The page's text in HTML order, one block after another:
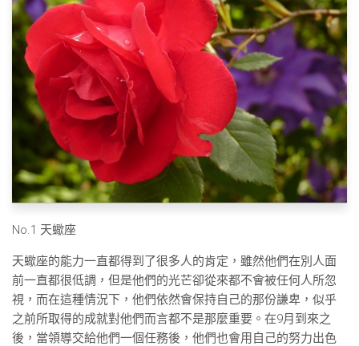
No.1 天蠍座
天蠍座的能力一直都得到了很多人的肯定，雖然他們在別人面
前一直都很低調，但是他們的光芒卻從來都不會被任何人所忽
視，而在這種情況下，他們依然會保持自己的那份謙卑，似乎
之前所取得的成就對他們而言都不是那麼重要。在9月到來之
後，當領導交給他們一個任務後，他們也會用自己的努力出色